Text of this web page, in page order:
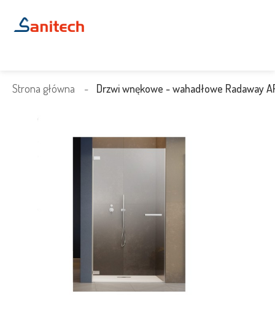
Strona główna Drzwi wnękowe - wahadłowe Radaway